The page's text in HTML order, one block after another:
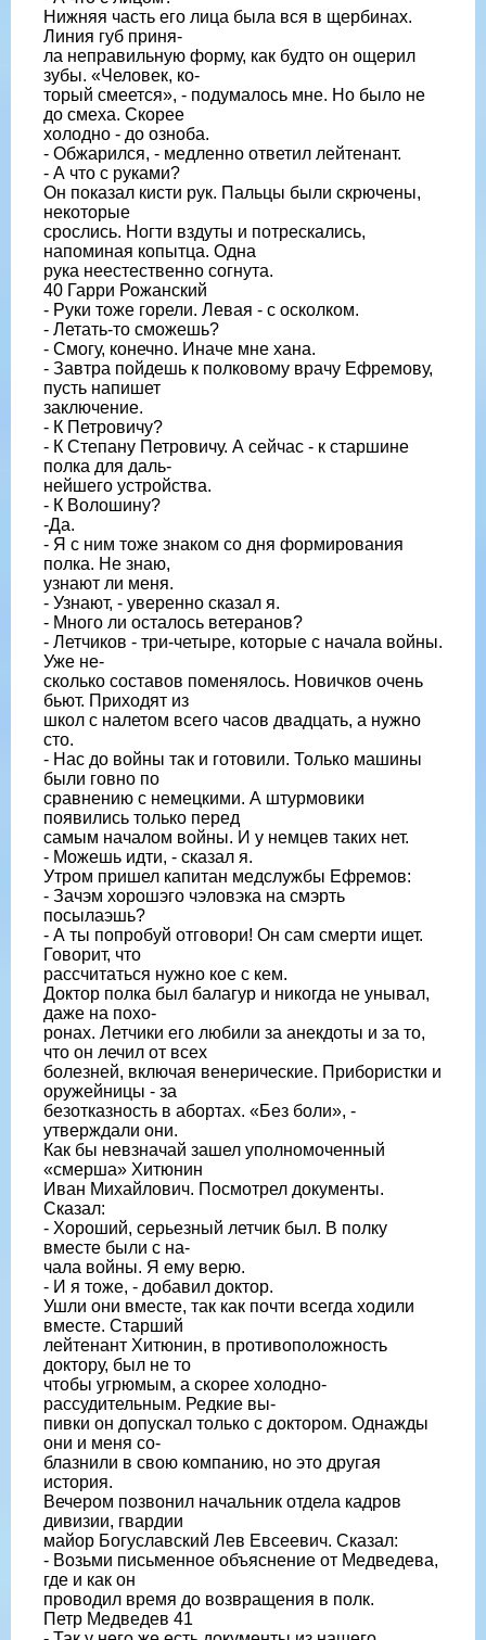
Нижняя часть его лица была вся в щербинах.
Линия губ приня-
ла неправильную форму, как будто он ощерил
зубы. «Человек, ко-
торый смеется», - подумалось мне. Но было не
до смеха. Скорее
холодно - до озноба.
- Обжарился, - медленно ответил лейтенант.
- А что с руками?
Он показал кисти рук. Пальцы были скрючены,
некоторые
срослись. Ногти вздуты и потрескались,
напоминая копытца. Одна
рука неестественно согнута.
40 Гарри Рожанский
- Руки тоже горели. Левая - с осколком.
- Летать-то сможешь?
- Смогу, конечно. Иначе мне хана.
- Завтра пойдешь к полковому врачу Ефремову,
пусть напишет
заключение.
- К Петровичу?
- К Степану Петровичу. А сейчас - к старшине
полка для даль-
нейшего устройства.
- К Волошину?
-Да.
- Я с ним тоже знаком со дня формирования
полка. Не знаю,
узнают ли меня.
- Узнают, - уверенно сказал я.
- Много ли осталось ветеранов?
- Летчиков - три-четыре, которые с начала войны.
Уже не-
сколько составов поменялось. Новичков очень
бьют. Приходят из
школ с налетом всего часов двадцать, а нужно
сто.
- Нас до войны так и готовили. Только машины
были говно по
сравнению с немецкими. А штурмовики
появились только перед
самым началом войны. И у немцев таких нет.
- Можешь идти, - сказал я.
Утром пришел капитан медслужбы Ефремов:
- Зачэм хорошэго чэловэка на смэрть
посылаэшь?
- А ты попробуй отговори! Он сам смерти ищет.
Говорит, что
рассчитаться нужно кое с кем.
Доктор полка был балагур и никогда не унывал,
даже на похо-
ронах. Летчики его любили за анекдоты и за то,
что он лечил от всех
болезней, включая венерические. Прибористки и
оружейницы - за
безотказность в абортах. «Без боли», -
утверждали они.
Как бы невзначай зашел уполномоченный
«смерша» Хитюнин
Иван Михайлович. Посмотрел документы.
Сказал:
- Хороший, серьезный летчик был. В полку
вместе были с на-
чала войны. Я ему верю.
- И я тоже, - добавил доктор.
Ушли они вместе, так как почти всегда ходили
вместе. Старший
лейтенант Хитюнин, в противоположность
доктору, был не то
чтобы угрюмым, а скорее холодно-
рассудительным. Редкие вы-
пивки он допускал только с доктором. Однажды
они и меня со-
блазнили в свою компанию, но это другая
история.
Вечером позвонил начальник отдела кадров
дивизии, гвардии
майор Богуславский Лев Евсеевич. Сказал:
- Возьми письменное объяснение от Медведева,
где и как он
проводил время до возвращения в полк.
Петр Медведев 41